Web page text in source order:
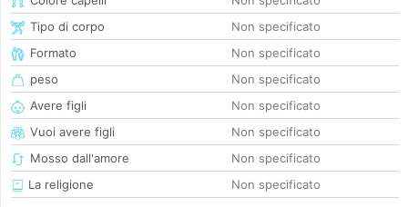
Tipo di corpo
Non specificato
Formato
Non specificato
peso
Non specificato
Avere figli
Non specificato
Vuoi avere figli
Non specificato
Mosso dall'amore
Non specificato
La religione
Non specificato